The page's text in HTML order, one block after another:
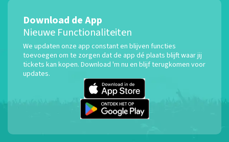
Download de App
Nieuwe Functionaliteiten
We updaten onze app constant en blijven functies
toevoegen om te zorgen dat de app dé plaats blijft waar jij
tickets kan kopen. Download 'm nu en blijf terugkomen voor
updates.